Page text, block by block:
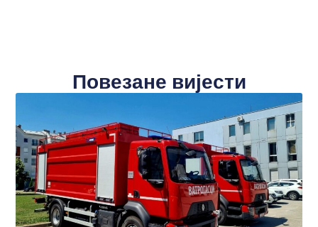
Повезане вијести